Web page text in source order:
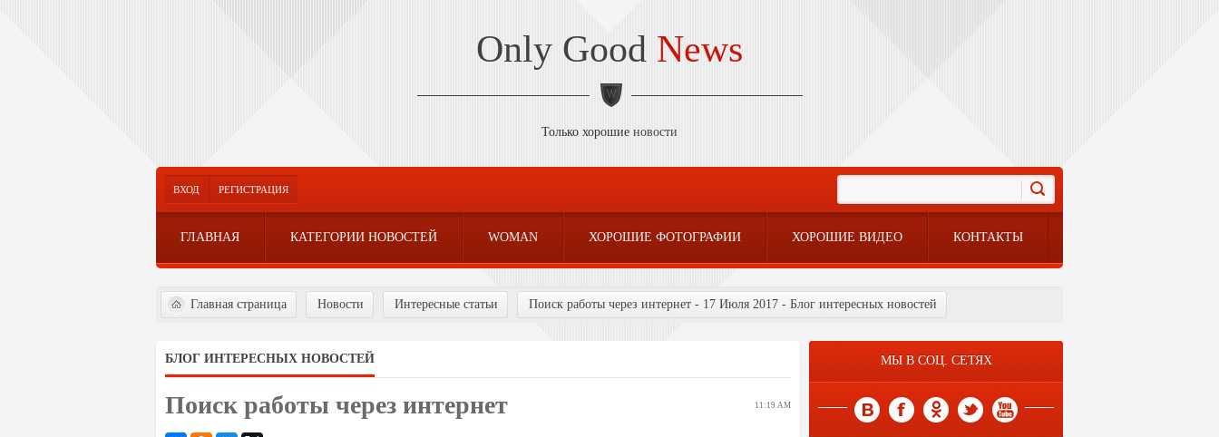
Only Good News
Только хорошие новости
ВХОД РЕГИСТРАЦИЯ
ГЛАВНАЯ КАТЕГОРИИ НОВОСТЕЙ WOMAN ХОРОШИЕ ФОТОГРАФИИ ХОРОШИЕ ВИДЕО КОНТАКТЫ
Главная страница Новости Интересные статьи Поиск работы через интернет - 17 Июля 2017 - Блог интересных новостей
БЛОГ ИНТЕРЕСНЫХ НОВОСТЕЙ
11:19 AM
Поиск работы через интернет
МЫ В СОЦ. СЕТЯХ